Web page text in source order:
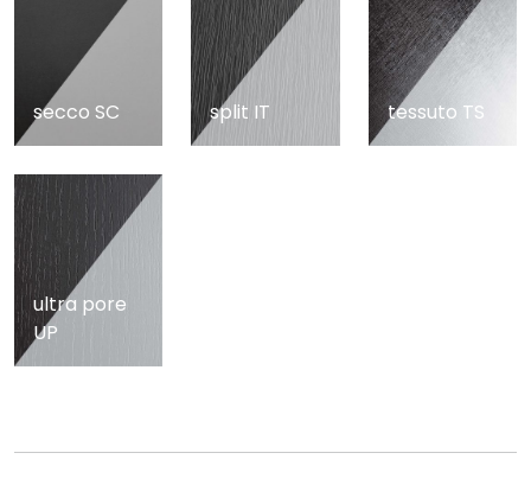
secco SC split IT tessuto TS
ultra pore
UP